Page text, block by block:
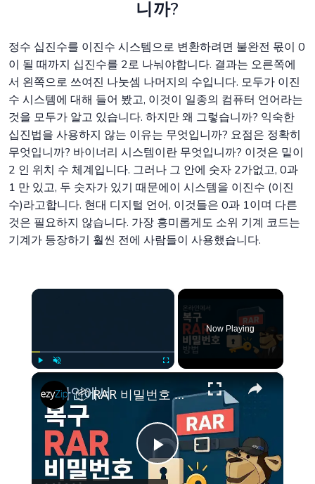
니까?
정수 십진수를 이진수 시스템으로 변환하려면 불완전 몫이 0
이 될 때까지 십진수를 2로 나눠야합니다. 결과는 오른쪽에
서 왼쪽으로 쓰여진 나눗셈 나머지의 수입니다. 모두가 이진
수 시스템에 대해 들어 봤고, 이것이 일종의 컴퓨터 언어라는
것을 모두가 알고 있습니다. 하지만 왜 그렇습니까? 익숙한
십진법을 사용하지 않는 이유는 무엇입니까? 요점은 정확히
무엇입니까? 바이너리 시스템이란 무엇입니까? 이것은 밑이
2 인 위치 수 체계입니다. 그러나 그 안에 숫자 2가없고, 0과
1 만 있고, 두 숫자가 있기 때문에이 시스템을 이진수 (이진
수)라고합니다. 현대 디지털 언어, 이것들은 0과 1이며 다른
것은 필요하지 않습니다. 가장 흥미롭게도 소위 기계 코드는
기계가 등장하기 훨씬 전에 사람들이 사용했습니다.
×
Now Playing
×
Play
📦 RAR 비밀번호 온라인 무료 크랙하는 방법 | 소프트웨어 설치 불필요